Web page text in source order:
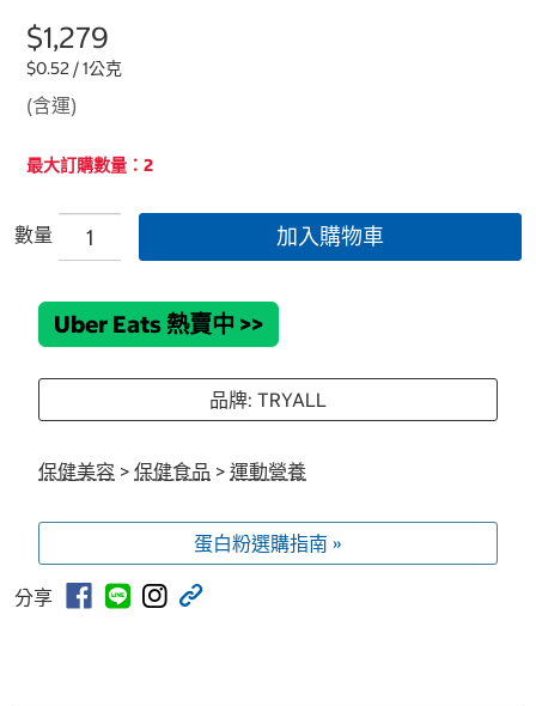
$1,279
$0.52 / 1公克
(含運)
最大訂購數量：2
數量 加入購物車
Uber Eats 熱賣中 >>
品牌: TRYALL
保健美容 > 保健食品 > 運動營養
蛋白粉選購指南 »
分享